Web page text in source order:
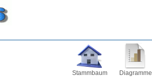
Stammbaum Diagramme